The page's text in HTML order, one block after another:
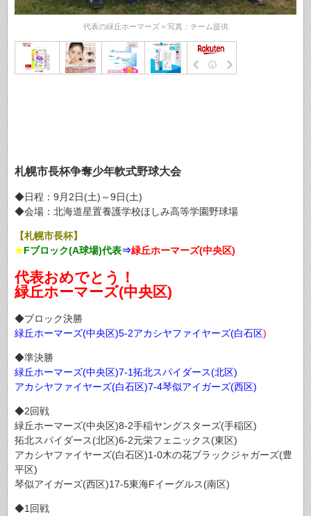
代表の緑丘ホーマーズ＝写真：チーム提供
札幌市長杯争奪少年軟式野球大会
◆日程：9月2日(土)～9日(土)
◆会場：北海道星置養護学校ほしみ高等学園野球場
【札幌市長杯】
★Fブロック(A球場)代表⇒緑丘ホーマーズ(中央区)
代表おめでとう！
緑丘ホーマーズ(中央区)
◆ブロック決勝
緑丘ホーマーズ(中央区)5‐2アカシヤファイヤーズ(白石区)
◆準決勝
緑丘ホーマーズ(中央区)7‐1拓北スパイダース(北区)
アカシヤファイヤーズ(白石区)7‐4琴似アイガーズ(西区)
◆2回戦
緑丘ホーマーズ(中央区)8‐2手稲ヤングスターズ(手稲区)
拓北スパイダース(北区)6‐2元栄フェニックス(東区)
アカシヤファイヤーズ(白石区)1‐0木の花ブラックジャガーズ(豊
平区)
琴似アイガーズ(西区)17‐5東海Fイーグルス(南区)
◆1回戦